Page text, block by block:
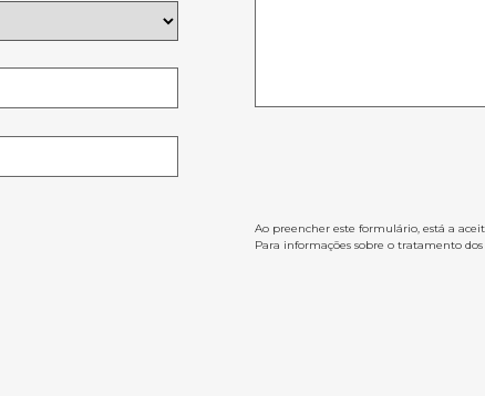
Ao preencher este formulário, está a
Para informações sobre o tratamento dos